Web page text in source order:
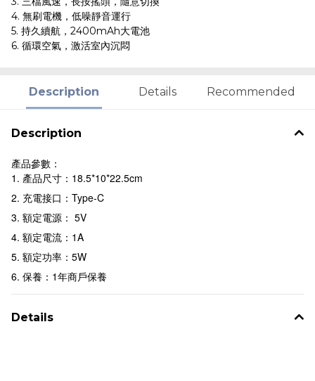
4. 無刷電機，低噪靜音運行
5. 持久續航，2400mAh大電池
6. 循環空氣，激活室內沉悶
Description Details Recommended
Description
產品參數：
1. 產品尺寸：18.5*10*22.5cm
2. 充電接口：Type-C
3. 額定電源： 5V
4. 額定電流：1A
5. 額定功率：5W
6. 保養：1年商戶保養
Details